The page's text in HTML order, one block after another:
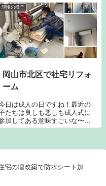
不要な家具類を搬出していきま
す。深ボディのトラックがあっ
と言う間に一杯になりました
が、まだこれからです...
現場の様子
岡山市北区で社宅リフォ
ーム
日は成人の日ですね！最近の
たちは良しも悪しも成人式に
加してある意味すごいな〜と
心しています。自分たちの時
あたかもカッコ...
宅の増改築で防水シート加